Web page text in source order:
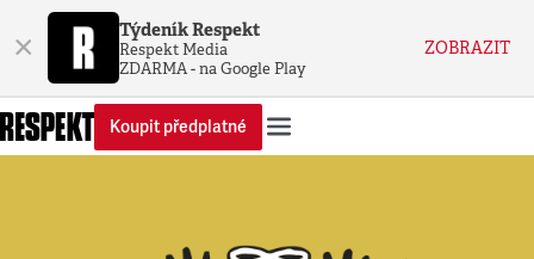
× Týdeník Respekt
Respekt Media
ZDARMA - na Google Play
ZOBRAZIT
Koupit předplatné